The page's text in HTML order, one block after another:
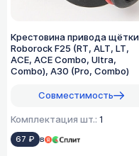
Крестовина привода щётки
Roborock F25 (RT, ALT, LT,
ACE, ACE Combo, Ultra,
Combo), A30 (Pro, Combo)
Совместимость
Комплектация шт.: 1
67 ₽ в